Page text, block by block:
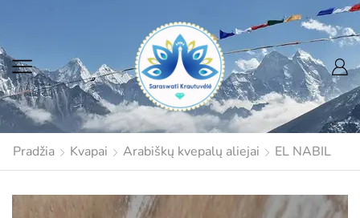
Pradžia Kvapai Arabiškų kvepalų aliejai EL NABIL